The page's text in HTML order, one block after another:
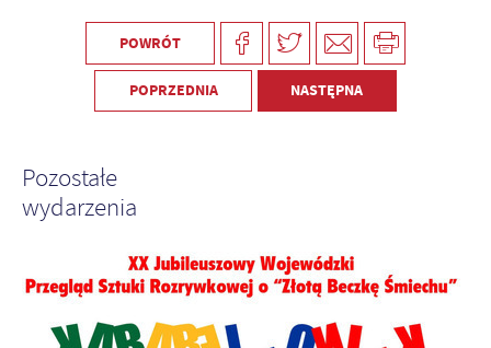
POWRÓT
POPRZEDNIA NASTĘPNA
Pozostałe
wydarzenia